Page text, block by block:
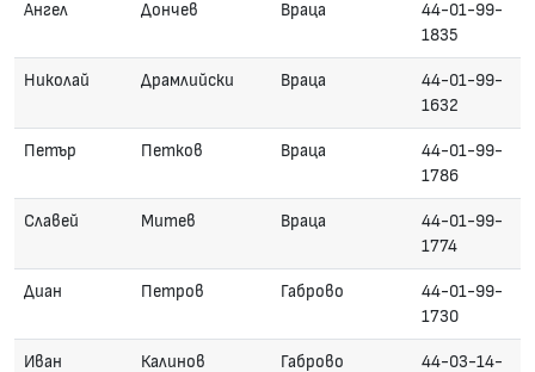
Ангел Дончев Враца
44-01-99-
1835
Николай Драмлийски Враца
44-01-99-
1632
Петър Петков Враца
44-01-99-
1786
Славей Митев Враца
44-01-99-
1774
Диан Петров Габрово
44-01-99-
1730
Иван Калинов Габрово
44-03-14-